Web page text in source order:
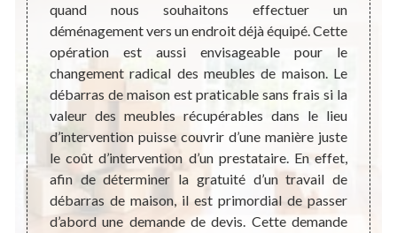
très
ne
des
de
pour
quand nous souhaitons effectuer un
déménagement vers un endroit déjà équipé. Cette
opération est aussi envisageable pour le
changement radical des meubles de maison. Le
débarras de maison est praticable sans frais si la
valeur des meubles récupérables dans le lieu
d’intervention puisse couvrir d’une manière juste
le coût d’intervention d’un prestataire. En effet,
afin de déterminer la gratuité d’un travail de
débarras de maison, il est primordial de passer
d’abord une demande de devis. Cette demande
mise
les
coût